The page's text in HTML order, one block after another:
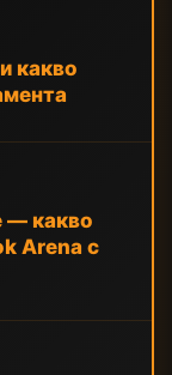
какво
— какво
Arena с